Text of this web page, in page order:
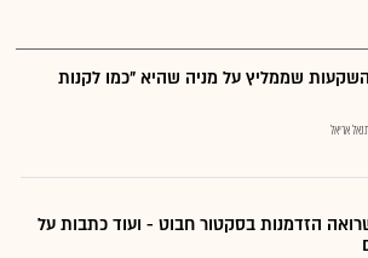
שממליץ על מניה שהיא "כמו לקנות
אריאל
הזדמנות בסקטור חבוט - ועוד כתבות על